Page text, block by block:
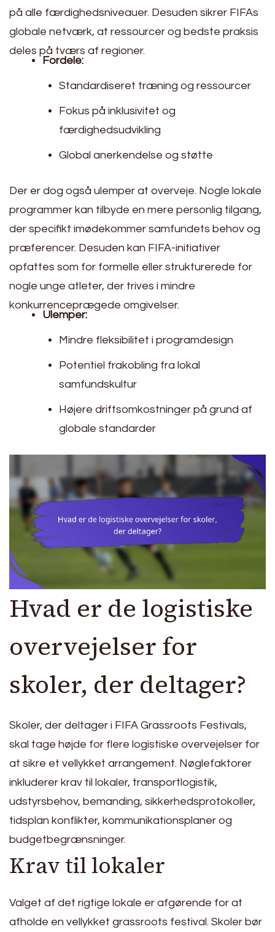
på alle færdighedsniveauer. Desuden sikrer FIFAs
globale netværk, at ressourcer og bedste praksis
deles på tværs af regioner.
Fordele:
Standardiseret træning og ressourcer
Fokus på inklusivitet og
færdighedsudvikling
Global anerkendelse og støtte
Der er dog også ulemper at overveje. Nogle lokale
programmer kan tilbyde en mere personlig tilgang,
der specifikt imødekommer samfundets behov og
præferencer. Desuden kan FIFA-initiativer
opfattes som for formelle eller strukturerede for
nogle unge atleter, der trives i mindre
konkurrenceprægede omgivelser.
Ulemper:
Mindre fleksibilitet i programdesign
Potentiel frakobling fra lokal
samfundskultur
Højere driftsomkostninger på grund af
globale standarder
Hvad er de logistiske
overvejelser for
skoler, der deltager?
Skoler, der deltager i FIFA Grassroots Festivals,
skal tage højde for flere logistiske overvejelser for
at sikre et vellykket arrangement. Nøglefaktorer
inkluderer krav til lokaler, transportlogistik,
udstyrsbehov, bemanding, sikkerhedsprotokoller,
tidsplan konflikter, kommunikationsplaner og
budgetbegrænsninger.
Krav til lokaler
Valget af det rigtige lokale er afgørende for at
afholde en vellykket grassroots festival. Skoler bør